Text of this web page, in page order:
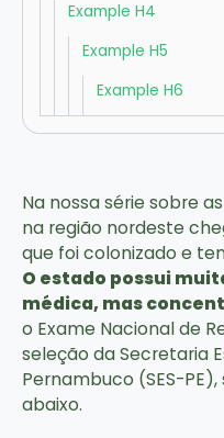
Example H4
Example H5
Example H6
Na nossa série sobre
na região nordeste
que foi colonizado e
O estado possui
médica, mas
o Exame Nacional de
seleção da Secretaria
Pernambuco (SES-
abaixo.